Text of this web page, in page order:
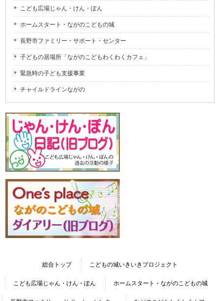
こども広場じゃん・けん・ぽん
ホームスタート・ながのこどもの城
長野市ファミリー・サポート・センター
子どもの居場所「ながのこどもわくわくカフェ」
緊急時の子ども支援事業
チャイルドラインながの
総合トップ こどもの城いきいきプロジェクト
こども広場じゃん・けん・ぽん ホームスタート・ながのこどもの城